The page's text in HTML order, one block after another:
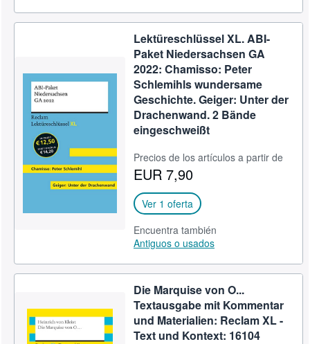
Lektüreschlüssel XL. ABI-
Paket Niedersachsen GA
2022: Chamisso: Peter
Schlemihls wundersame
Geschichte. Geiger: Unter der
Drachenwand. 2 Bände
eingeschweißt
Precios de los artículos a partir de
EUR 7,90
Ver 1 oferta
Encuentra también
Antiguos o usados
Die Marquise von O...
Textausgabe mit Kommentar
und Materialien: Reclam XL -
Text und Kontext: 16104